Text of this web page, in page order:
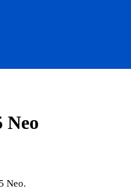
Neo
Neo.